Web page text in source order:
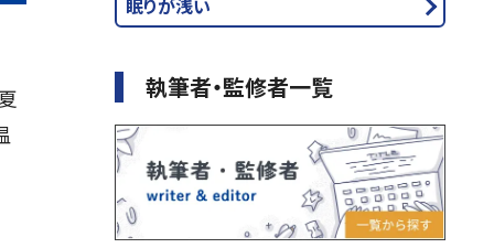
眠りが浅い
執筆者・監修者一覧